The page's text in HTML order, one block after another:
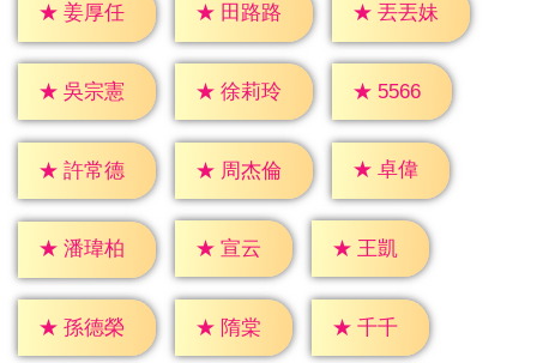
★ 姜厚任 ★ 田路路 ★ 丟丟妹
★ 吳宗憲 ★ 徐莉玲 ★ 5566
★ 許常德 ★ 周杰倫 ★ 卓偉
★ 潘瑋柏 ★ 宣云 ★ 王凱
★ 孫德榮 ★ 隋棠 ★ 千千